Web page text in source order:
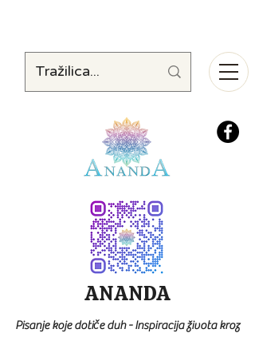
ANANDA
Pisanje koje dotiče duh - Inspiracija života kroz